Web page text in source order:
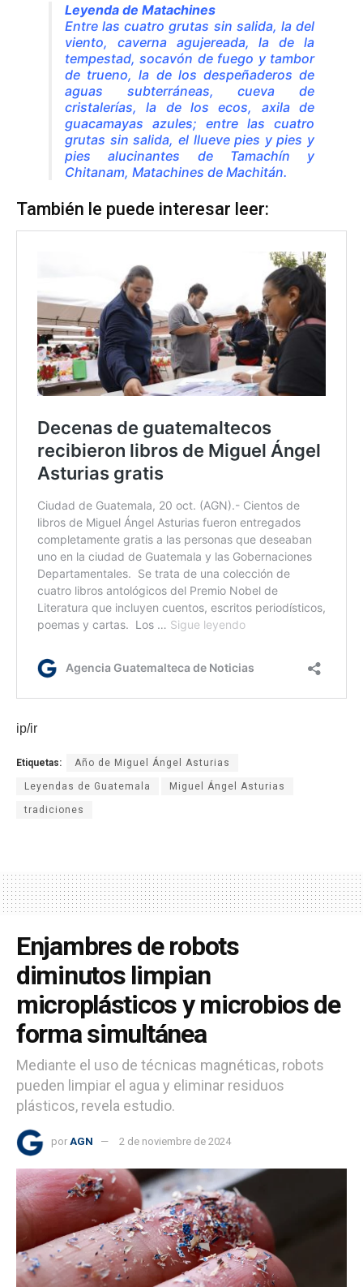
Leyenda de Matachines
Entre las cuatro grutas sin salida, la del
viento, caverna agujereada, la de la
tempestad, socavón de fuego y tambor
de trueno, la de los despeñaderos de
aguas subterráneas, cueva de
cristalerías, la de los ecos, axila de
guacamayas azules; entre las cuatro
grutas sin salida, el llueve pies y pies y
pies alucinantes de Tamachín y
Chitanam, Matachines de Machitán.
También le puede interesar leer:
ip/ir
Etiquetas: Año de Miguel Ángel Asturias
Leyendas de Guatemala Miguel Ángel Asturias
tradiciones
Enjambres de robots
diminutos limpian
microplásticos y microbios de
forma simultánea
Mediante el uso de técnicas magnéticas, robots
pueden limpiar el agua y eliminar residuos
plásticos, revela estudio.
por AGN 2 de noviembre de 2024